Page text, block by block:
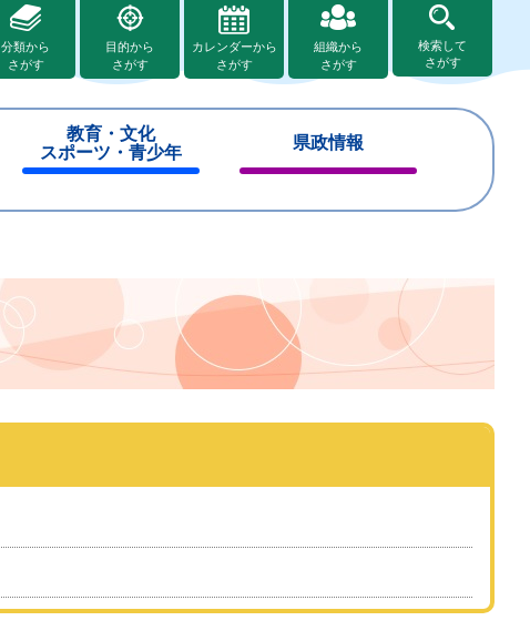
分類から
さがす
目的から
さがす
カレンダーから
さがす
組織から
さがす
検索して
さがす
教育・文化
スポーツ・青少年
じ
県政情報
じ